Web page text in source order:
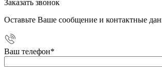
Заказать звонок
Оставьте Ваше сообщение и контактные
Ваш телефон*